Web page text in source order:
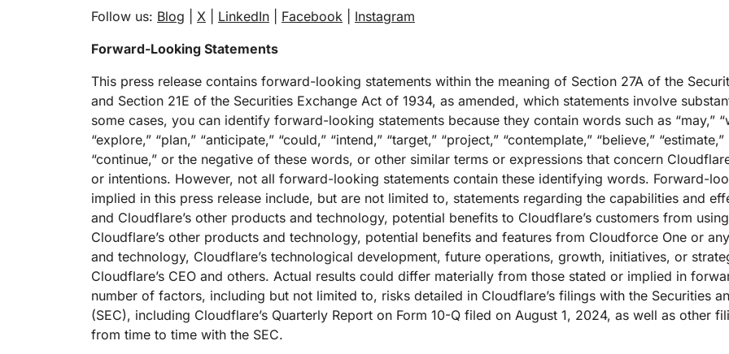
Follow us: Blog X LinkedIn Facebook
Instagram
Forward-Looking Statements
This press release contains forward-looking statements within the meaning of Section 27A of the
and Section 21E of the Securities Exchange Act of 1934, as amended, which statements involve
some cases, you can identify forward-looking statements because they contain words such as “may,”
“explore,” “plan,” “anticipate,” “could,” “intend,” “target,” “project,” “contemplate,” “believe,”
“continue,” or the negative of these words, or other similar terms or expressions that concern
or intentions. However, not all forward-looking statements contain these identifying words. Forward-
implied in this press release include, but are not limited to, statements regarding the capabilities and
and Cloudflare’s other products and technology, potential benefits to Cloudflare’s customers from
Cloudflare’s other products and technology, potential benefits and features from Cloudforce One or
and technology, Cloudflare’s technological development, future operations, growth, initiatives, or
Cloudflare’s CEO and others. Actual results could differ materially from those stated or implied in
number of factors, including but not limited to, risks detailed in Cloudflare’s filings with the Securities
(SEC), including Cloudflare’s Quarterly Report on Form 10-Q filed on August 1, 2024, as well as other
from time to time with the SEC.